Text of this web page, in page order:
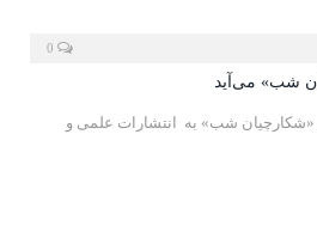
شب» می‌آید
«شکارچیان شب» به انتشارات علمی و